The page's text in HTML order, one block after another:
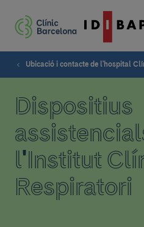
Ubicació i contacte de l'hospital
Dispositius
l'Institut
Respiratori